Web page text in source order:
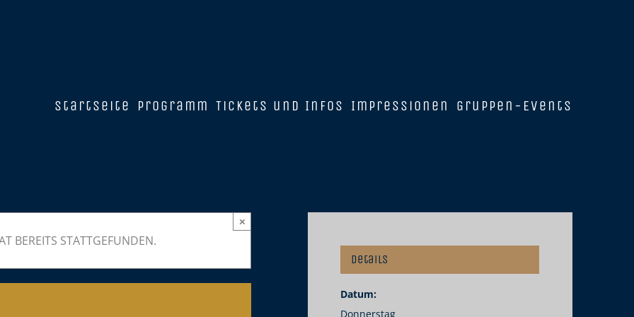
Startseite Programm Tickets und Infos Impressionen Gruppen-Events
BEREITS STATTGEFUNDEN.
×
Details
Datum:
Donnerstag